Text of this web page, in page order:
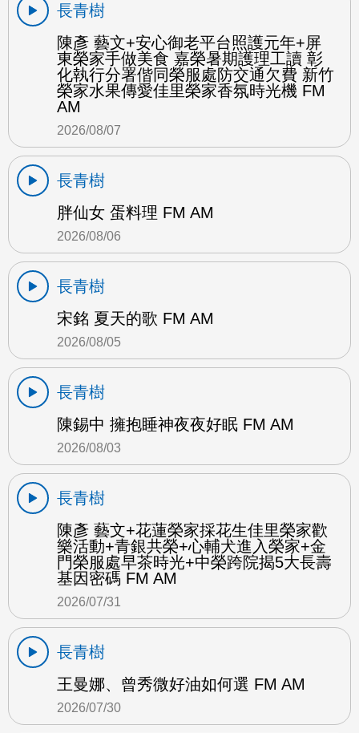
長青樹
陳彥 藝文+安心御老平台照護元年+屏
東榮家手做美食 嘉榮暑期護理工讀 彰
化執行分署偕同榮服處防交通欠費 新竹
榮家水果傳愛佳里榮家香氛時光機 FM
AM
2026/08/07
長青樹
胖仙女 蛋料理 FM AM
2026/08/06
長青樹
宋銘 夏天的歌 FM AM
2026/08/05
長青樹
陳錫中 擁抱睡神夜夜好眠 FM AM
2026/08/03
長青樹
陳彥 藝文+花蓮榮家採花生佳里榮家歡
樂活動+青銀共榮+心輔犬進入榮家+金
門榮服處早茶時光+中榮跨院揭5大長壽
基因密碼 FM AM
2026/07/31
長青樹
王曼娜、曾秀微好油如何選 FM AM
2026/07/30